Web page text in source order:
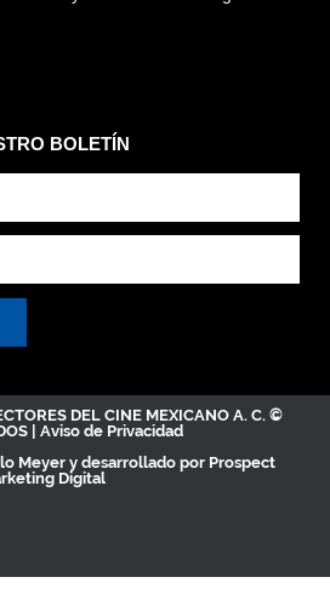
BOLETÍN
DEL CINE MEXICANO A. C. ©
| Aviso de Privacidad
Meyer y desarrollado por Prospect
Digital